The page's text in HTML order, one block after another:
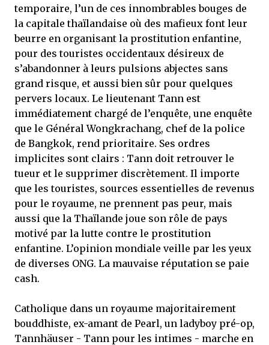
temporaire, l’un de ces innombrables bouges de
la capitale thaïlandaise où des mafieux font leur
beurre en organisant la prostitution enfantine,
pour des touristes occidentaux désireux de
s’abandonner à leurs pulsions abjectes sans
grand risque, et aussi bien sûr pour quelques
pervers locaux. Le lieutenant Tann est
immédiatement chargé de l’enquête, une enquête
que le Général Wongkrachang, chef de la police
de Bangkok, rend prioritaire. Ses ordres
implicites sont clairs : Tann doit retrouver le
tueur et le supprimer discrètement. Il importe
que les touristes, sources essentielles de revenus
pour le royaume, ne prennent pas peur, mais
aussi que la Thaïlande joue son rôle de pays
motivé par la lutte contre le prostitution
enfantine. L’opinion mondiale veille par les yeux
de diverses ONG. La mauvaise réputation se paie
cash.
Catholique dans un royaume majoritairement
bouddhiste, ex-amant de Pearl, un ladyboy pré-op,
Tannhäuser - Tann pour les intimes - marche en